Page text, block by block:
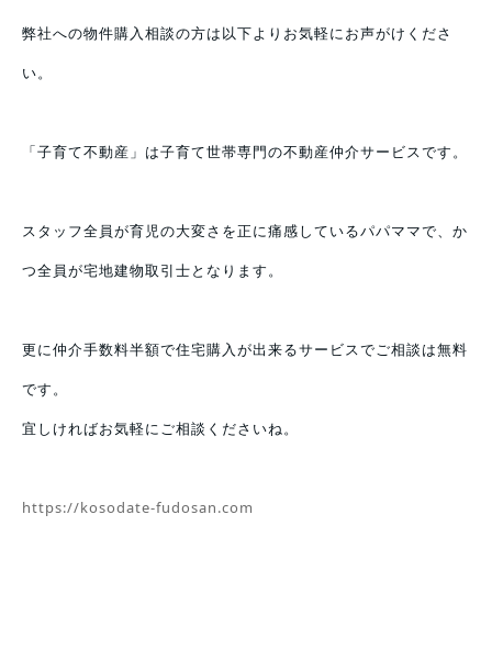
弊社への物件購入相談の方は以下よりお気軽にお声がけくださ
い。
「子育て不動産」は子育て世帯専門の不動産仲介サービスです。
スタッフ全員が育児の大変さを正に痛感しているパパママで、か
つ全員が宅地建物取引士となります。
更に仲介手数料半額で住宅購入が出来るサービスでご相談は無料
です。
宜しければお気軽にご相談くださいね。
https://kosodate-fudosan.com